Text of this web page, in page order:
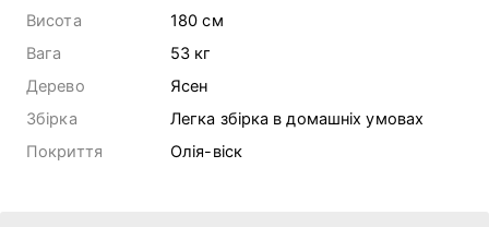
Висота
180 cм
Вага
53 кг
Дерево
Ясен
Збірка
Легка збірка в домашніх умовах
Покриття
Олія-віск